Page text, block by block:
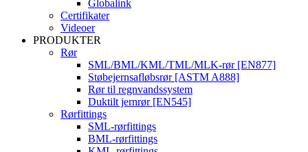
Globalink
Certifikater
Videoer
PRODUKTER
Rør
SML/BML/KML/TML/MLK-rør [EN877]
Støbejernsafløbsrør [ASTM A888]
Rør til regnvandssystem
Duktilt jernrør [EN545]
Rørfittings
SML-rørfittings
BML-rørfittings